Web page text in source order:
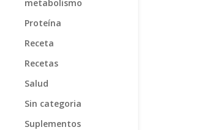
metabolismo
Proteína
Receta
Recetas
Salud
Sin categoria
Suplementos